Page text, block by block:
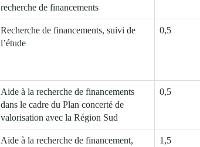
recherche de financements
Recherche de financements, suivi de
l’étude
0,5
Aide à la recherche de financements
dans le cadre du Plan concerté de
valorisation avec la Région Sud
0,5
Aide à la recherche de financement,
1,5